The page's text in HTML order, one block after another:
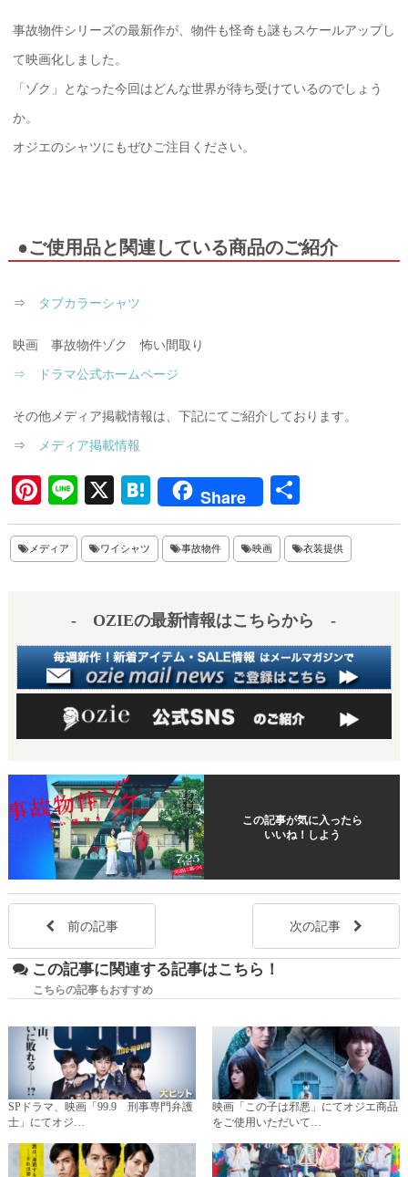
事故物件シリーズの最新作が、物件も怪奇も謎もスケールアップし
て映画化しました。
「ゾク」となった今回はどんな世界が待ち受けているのでしょう
か。
オジエのシャツにもぜひご注目ください。
●ご使用品と関連している商品のご紹介
⇒ タブカラーシャツ
映画 事故物件ゾク 怖い間取り
⇒ ドラマ公式ホームページ
その他メディア掲載情報は、下記にてご紹介しております。
⇒ メディア掲載情報
Pi
nt
er
Li
ne
X
H
at
en
Share
有
メディア ワイシャツ 事故物件 映画 衣装提供
- OZIEの最新情報はこちらから -
この記事が気に入ったら
いいね！しよう
前の記事 次の記事
この記事に関連する記事はこちら！
こちらの記事もおすすめ
SPドラマ、映画「99.9 刑事専門弁護
士」にてオジ…
映画「この子は邪悪」にてオジエ商品
をご使用いただいて…